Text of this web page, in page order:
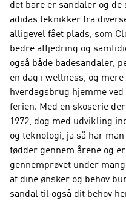
det bare er sandaler og
adidas teknikker fra
alligevel fået plads, som
bedre affjedring og
også både badesandaler,
en dag i wellness, og
hverdagsbrug hjemme
ferien. Med en skoserie
1972, dog med udvikling
og teknologi, ja så har
fødder gennem årene og
gennemprøvet under
af dine ønsker og behov
sandal til også dit behov